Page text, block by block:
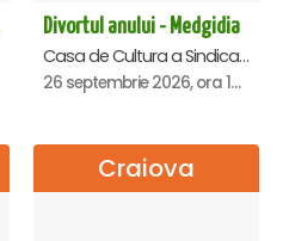
Divortul anului - Medgidia
Casa de Cultura a Sindicatelor Lucian Grigorescu, Medgidia
26 septembrie 2026, ora 19:00
Craiova